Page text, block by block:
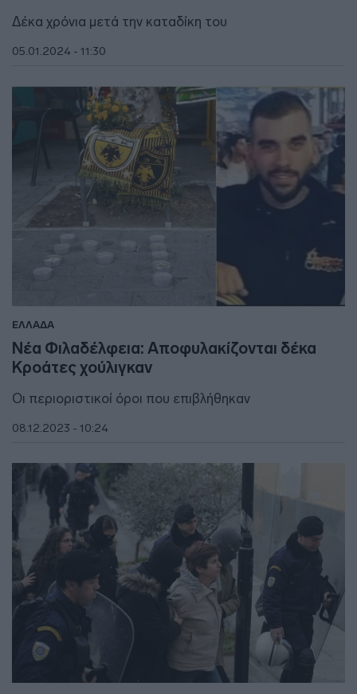
Δέκα χρόνια μετά την καταδίκη του
05.01.2024 - 11:30
ΕΛΛΑΔΑ
Νέα Φιλαδέλφεια: Αποφυλακίζονται δέκα
Κροάτες χούλιγκαν
Οι περιοριστικοί όροι που επιβλήθηκαν
08.12.2023 - 10:24